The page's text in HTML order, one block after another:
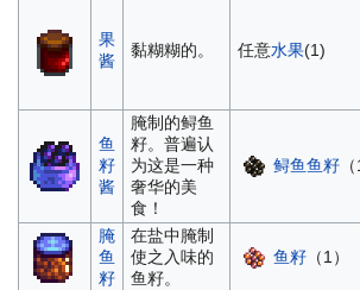
果
酱
黏糊糊的。 任意水果(1)
鱼
籽
酱
腌制的鲟鱼
籽。普遍认
为这是一种
奢华的美
食！
鲟鱼鱼籽（
腌
鱼
籽
在盐中腌制
使之入味的
鱼籽。
鱼籽（1）